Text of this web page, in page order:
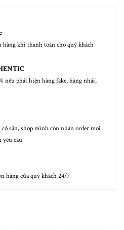
khi thanh toán cho quý khách
nếu phát hiện hàng fake, hàng nhái,
sẵn, shop mình còn nhận order mọi
yêu cầu
hàng của quý khách 24/7